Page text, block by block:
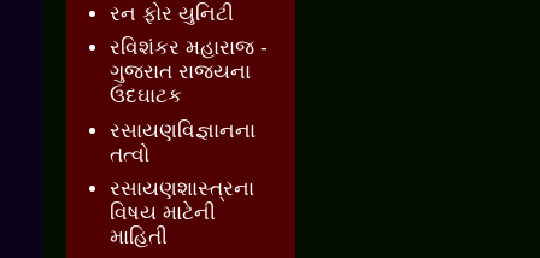
રન ફોર યુનિટી
રવિશંકર મહારાજ -
ગુજરાત રાજ્યના
ઉદઘાટક
રસાયણવિજ્ઞાનના
તત્વો
રસાયણશાસ્ત્રના
વિષય માટેની
માહિતી